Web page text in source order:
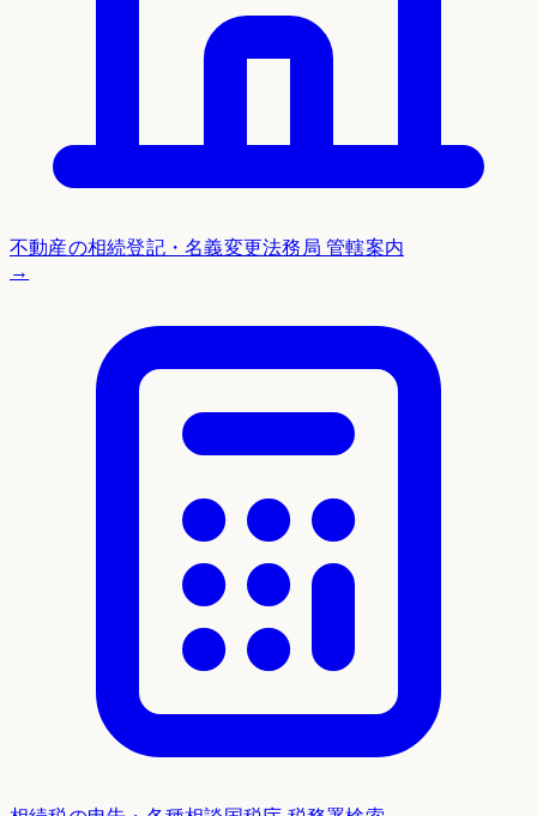
不動産の相続登記・名義変更法務局 管轄案内
→